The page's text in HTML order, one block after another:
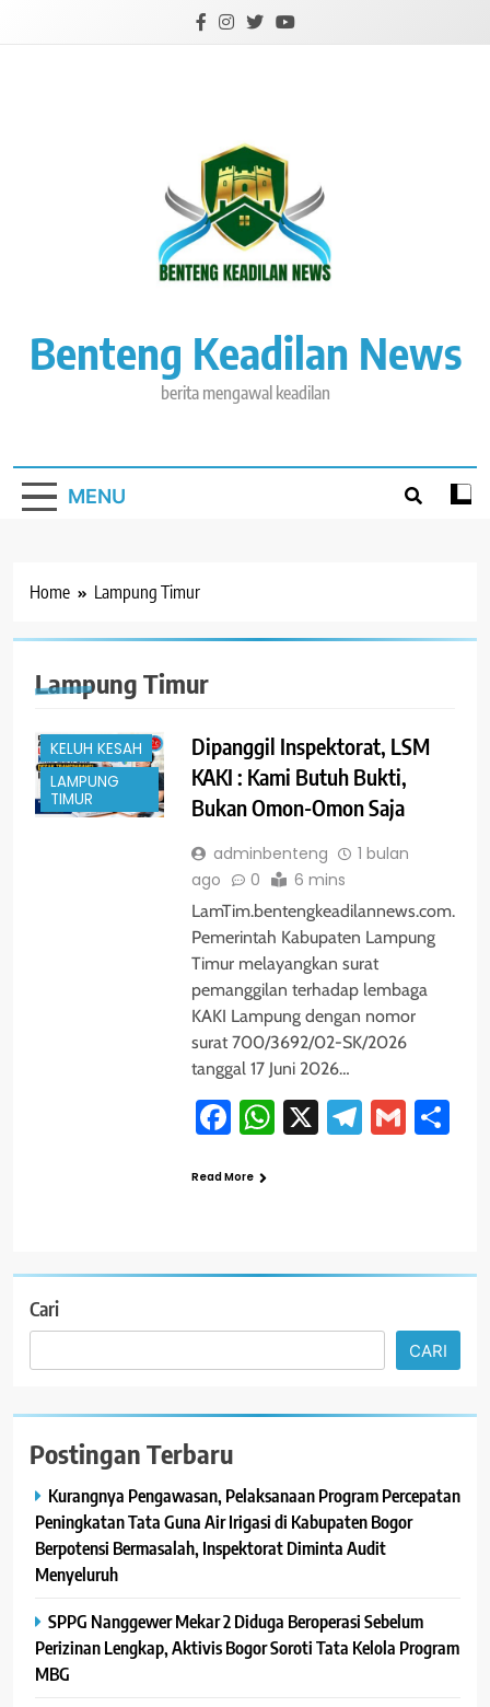
Benteng Keadilan News
berita mengawal keadilan
MENU
Home Lampung Timur
Lampung Timur
#TRENDING
KELUH KESAH
LAMPUNG
TIMUR
Dipanggil Inspektorat, LSM
KAKI : Kami Butuh Bukti,
Bukan Omon-Omon Saja
adminbenteng
1 bulan
ago
0 6 mins
LamTim.bentengkeadilannews.com.
Pemerintah Kabupaten Lampung
Timur melayangkan surat
pemanggilan terhadap lembaga
KAKI Lampung dengan nomor
surat 700/3692/02-SK/2026
tanggal 17 Juni 2026…
Facebook
WhatsApp
X
Read More
Cari
CARI
Postingan Terbaru
Kurangnya Pengawasan, Pelaksanaan Program Percepatan
Peningkatan Tata Guna Air Irigasi di Kabupaten Bogor
Berpotensi Bermasalah, Inspektorat Diminta Audit
Menyeluruh
SPPG Nanggewer Mekar 2 Diduga Beroperasi Sebelum
Perizinan Lengkap, Aktivis Bogor Soroti Tata Kelola Program
MBG